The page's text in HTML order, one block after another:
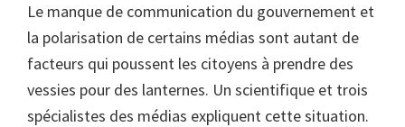
Le manque de communication du gouvernement et
la polarisation de certains médias sont autant de
facteurs qui poussent les citoyens à prendre des
vessies pour des lanternes. Un scientifique et trois
spécialistes des médias expliquent cette situation.